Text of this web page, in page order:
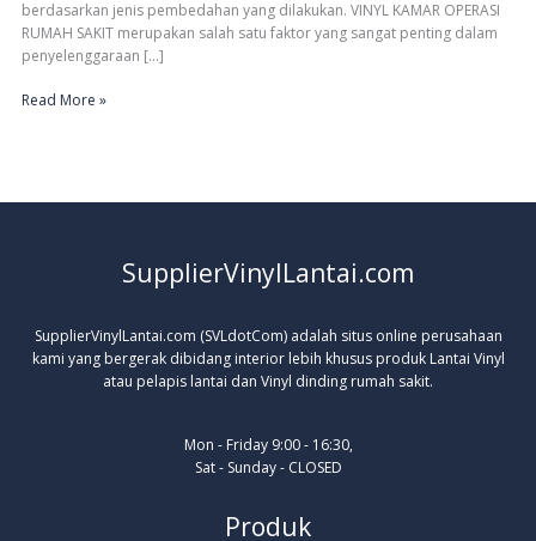
berdasarkan jenis pembedahan yang dilakukan. VINYL KAMAR OPERASI
RUMAH SAKIT merupakan salah satu faktor yang sangat penting dalam
penyelenggaraan […]
Read More »
SupplierVinylLantai.com
SupplierVinylLantai.com (SVLdotCom) adalah situs online perusahaan
kami yang bergerak dibidang interior lebih khusus produk Lantai Vinyl
atau pelapis lantai dan Vinyl dinding rumah sakit.
Mon - Friday 9:00 - 16:30,
Sat - Sunday - CLOSED
Produk